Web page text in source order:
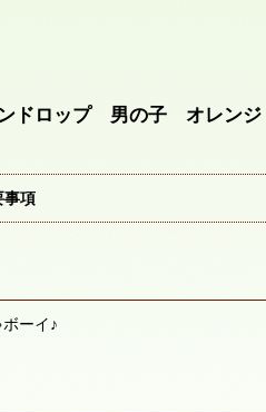
ンドロップ 男の子 オレンジ
事項
ーイ♪